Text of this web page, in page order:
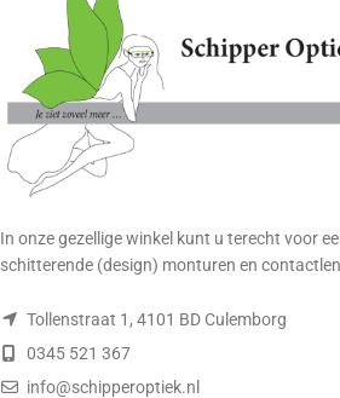
In onze gezellige winkel kunt u terecht voor
schitterende (design) monturen en
Tollenstraat 1, 4101 BD Culemborg
0345 521 367
info@schipperoptiek.nl